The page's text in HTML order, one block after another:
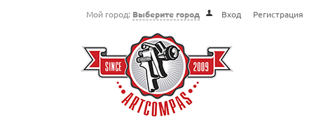
Мой город: Выберите город Вход Регистрация